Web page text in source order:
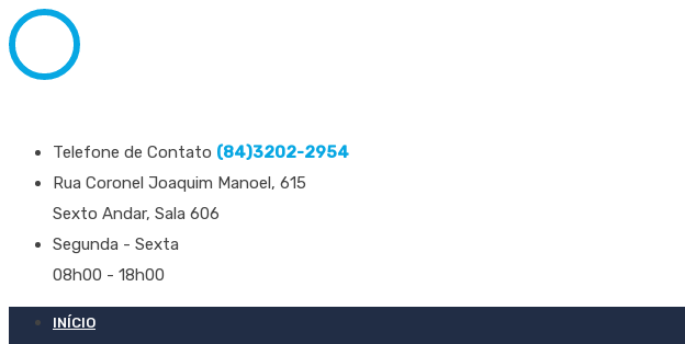
Telefone de Contato (84)3202-2954
Rua Coronel Joaquim Manoel, 615
Sexto Andar, Sala 606
Segunda - Sexta
08h00 - 18h00
INÍCIO